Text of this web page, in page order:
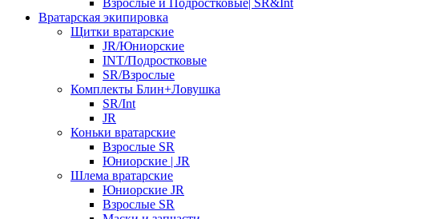
Взрослые и Подростковые| SR&Int
Вратарская экипировка
Щитки вратарские
JR/Юниорские
INT/Подростковые
SR/Взрослые
Комплекты Блин+Ловушка
SR/Int
JR
Коньки вратарские
Взрослые SR
Юниорские | JR
Шлема вратарские
Юниорские JR
Взрослые SR